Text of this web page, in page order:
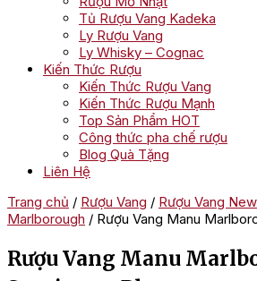
Tủ Rượu Vang Kadeka
Ly Rượu Vang
Ly Whisky – Cognac
Kiến Thức Rượu
Kiến Thức Rượu Vang
Kiến Thức Rượu Mạnh
Top Sản Phẩm HOT
Công thức pha chế rượu
Blog Quà Tặng
Liên Hệ
Trang chủ / Rượu Vang / Rượu Vang
Marlborough / Rượu Vang Manu
Rượu Vang Manu